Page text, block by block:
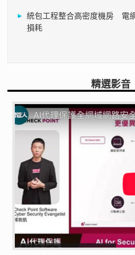
統包工程整合高密度機房 電
損耗
精選影音